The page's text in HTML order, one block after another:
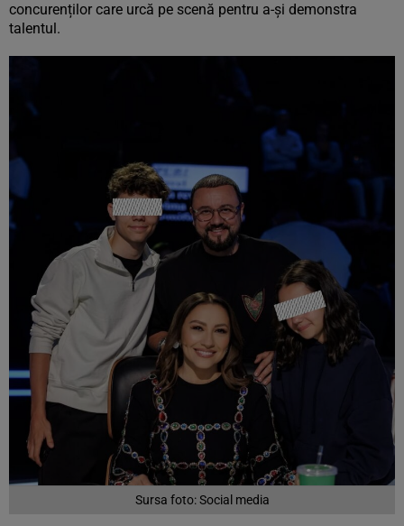
concurenților care urcă pe scenă pentru a-și demonstra
talentul.
Sursa foto: Social media